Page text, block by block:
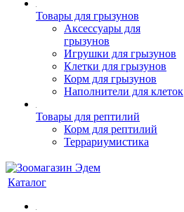
Товары для грызунов
Аксессуары для
грызунов
Игрушки для грызунов
Клетки для грызунов
Корм для грызунов
Наполнители для клеток
Товары для рептилий
Корм для рептилий
Террариумистика
Каталог